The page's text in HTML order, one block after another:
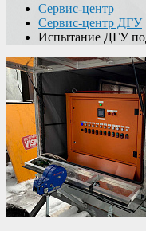
Сервис-центр
Сервис-центр ДГУ
Испытание ДГУ